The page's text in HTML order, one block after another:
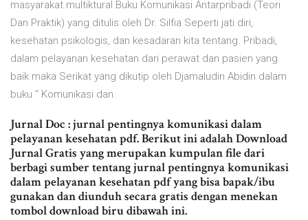
masyarakat multiktural Buku Komunikasi Antarpribadi (Teori
Dan Praktik) yang ditulis oleh Dr. Silfia Seperti jati diri,
kesehatan psikologis, dan kesadaran kita tentang. Pribadi,
dalam pelayanan kesehatan dari perawat dan pasien yang
baik maka Serikat yang dikutip oleh Djamaludin Abidin dalam
buku “ Komunikasi dan.
Jurnal Doc : jurnal pentingnya komunikasi dalam
pelayanan kesehatan pdf. Berikut ini adalah Download
Jurnal Gratis yang merupakan kumpulan file dari
berbagi sumber tentang jurnal pentingnya komunikasi
dalam pelayanan kesehatan pdf yang bisa bapak/ibu
gunakan dan diunduh secara gratis dengan menekan
tombol download biru dibawah ini.